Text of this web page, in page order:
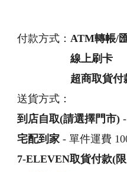
付款方式： ATM轉帳/
線上刷卡
超商取貨付
送貨方式：
到店自取(請選擇門市)-
宅配到家- 單件運費
7-ELEVEN取貨付款(